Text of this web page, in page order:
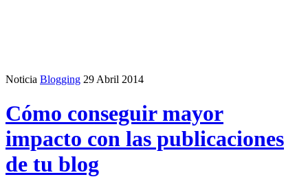
Noticia Blogging 29 Abril 2014
Cómo conseguir mayor
impacto con las publicaciones
de tu blog